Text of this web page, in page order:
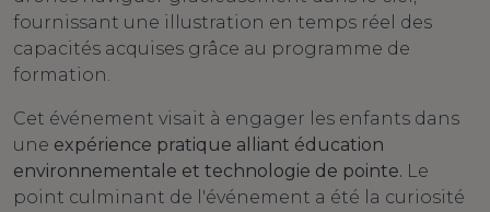
fournissant une illustration en temps réel des
capacités acquises grâce au programme de
formation.
Cet événement visait à engager les enfants dans
une expérience pratique alliant éducation
environnementale et technologie de pointe. Le
point culminant de l'événement a été la curiosité